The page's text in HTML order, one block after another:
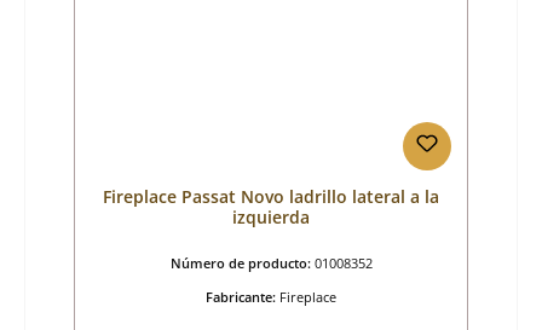
Fireplace Passat Novo ladrillo lateral a la
izquierda
Número de producto: 01008352
Fabricante: Fireplace